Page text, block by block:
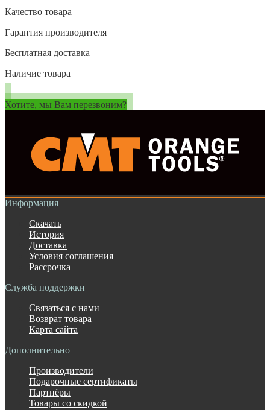
Качество товара
Гарантия производителя
Бесплатная доставка
Наличие товара
Хотите, мы Вам перезвоним?
Информация
Скачать
История
Доставка
Условия соглашения
Рассрочка
Служба поддержки
Связаться с нами
Возврат товара
Карта сайта
Дополнительно
Производители
Подарочные сертификаты
Партнёры
Товары со скидкой